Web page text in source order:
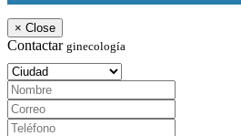
× Close
Contactar ginecología
Ciudad:
Nombre:
Correo:
Teléfono:
Mensaje: